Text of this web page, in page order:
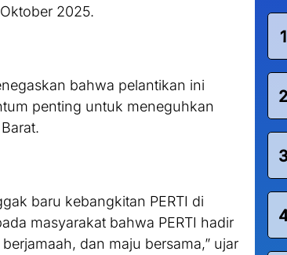
2025.
bahwa pelantikan ini
penting untuk meneguhkan
baru kebangkitan PERTI di
masyarakat bahwa PERTI hadir
dan maju bersama,” ujar
1
2